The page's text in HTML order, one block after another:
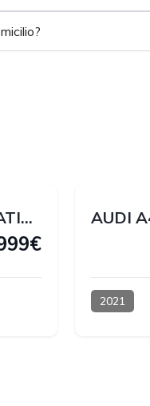
MERCEDES-BENZ C 43 AMG 4MATIC 408 CV
2021